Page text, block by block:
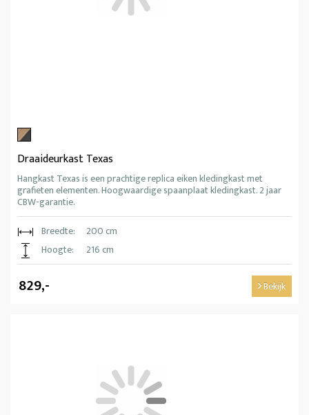
Draaideurkast Texas
Hangkast Texas is een prachtige replica eiken kledingkast met
grafieten elementen. Hoogwaardige spaanplaat kledingkast. 2 jaar
CBW-garantie.
Breedte:
200 cm
Hoogte:
216 cm
829,- Bekijk